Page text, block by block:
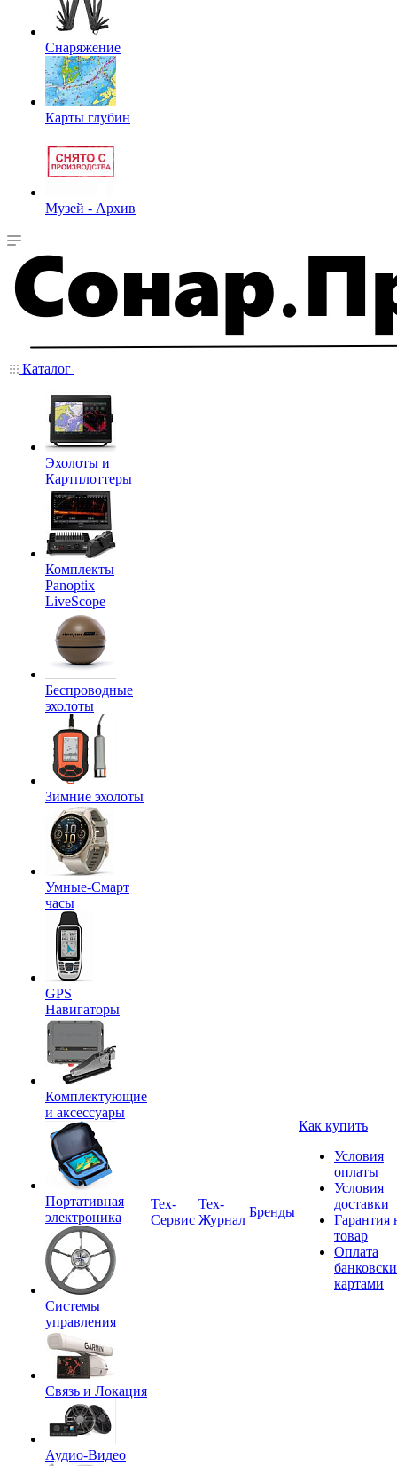
Снаряжение
Карты глубин
Музей - Архив
Каталог
Эхолоты и
Картплоттеры
Комплекты
Panoptix
LiveScope
Беспроводные
эхолоты
Зимние эхолоты
Умные-Смарт
часы
GPS
Навигаторы
Комплектующие
и аксессуары
Портативная
электроника
Системы
управления
Связь и Локация
Аудио-Видео
Tex-
Сервис
Тех-
Журнал
Бренды
Как купить
Условия
оплаты
Условия
доставки
Гарантия
товар
Оплата
картами